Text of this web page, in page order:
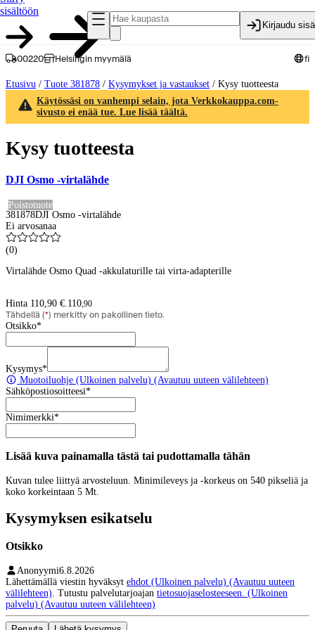
sisältöön
Kirjaudu
00220 Helsingin myymälä fi
Etusivu / Tuote 381878 / Kysymykset ja vastaukset / Kysy tuotteesta
Käytössäsi on vanhempi selain, jota Verkkokauppa.com-
sivusto ei enää tue. Lue lisää täältä.
Kysy tuotteesta
DJI Osmo -virtalähde
Poistotuote
381878DJI Osmo -virtalähde
Ei arvosanaa
(0)
Virtalähde Osmo Quad -akkulaturille tai virta-adapterille
Hinta 110,90 €. 110,90
Tähdellä (*) merkitty on pakollinen tieto.
Otsikko*
Kysymys*
Muotoiluohje (Ulkoinen palvelu) (Avautuu uuteen välilehteen)
Sähköpostiosoitteesi*
Nimimerkki*
Lisää kuva painamalla tästä tai pudottamalla tähän
Kuvan tulee liittyä arvosteluun. Minimileveys ja -korkeus on 540 pikseliä ja
koko korkeintaan 5 Mt.
Kysymyksen esikatselu
Otsikko
Anonyymi6.8.2026
Lähettämällä viestin hyväksyt ehdot (Ulkoinen palvelu) (Avautuu uuteen
välilehteen) . Tutustu palvelutarjoajan tietosuojaselosteeseen. (Ulkoinen
palvelu) (Avautuu uuteen välilehteen)